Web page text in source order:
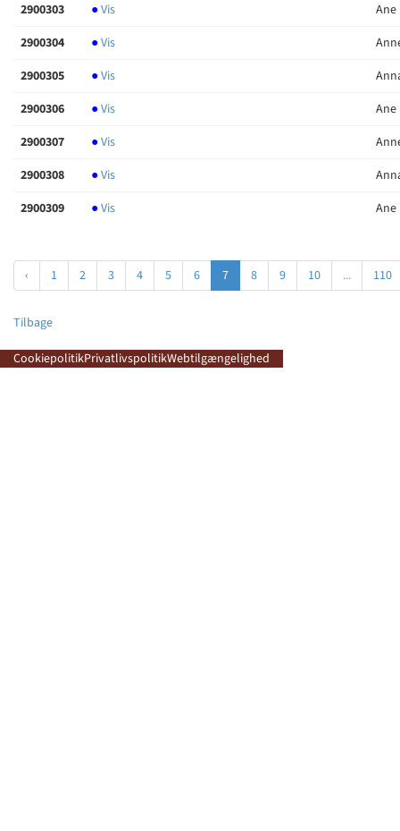
2900303
●Vis
Ane
2900304
●Vis
2900305
●Vis
2900306
●Vis
Ane
2900307
●Vis
2900308
●Vis
2900309
●Vis Ane
‹ 1 2 3 4 5 6 7 8 9 10 ... 110
Tilbage
CookiepolitikPrivatlivspolitikWebtilgængelighed